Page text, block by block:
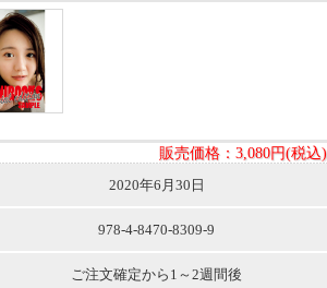
販売価格： 3,080円(税込)
2020年6月30日
978-4-8470-8309-9
ご注文確定から1～2週間後